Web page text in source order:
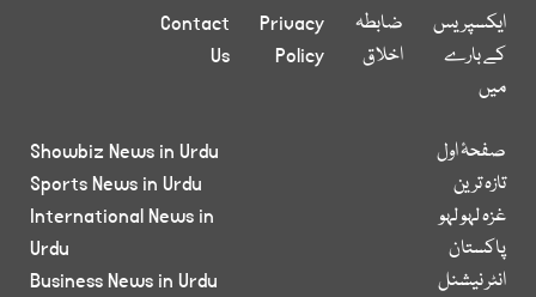
ایکسپریس
کے بارے
میں
ضابطہ
اخلاق
Privacy
Policy
Contact
Us
صفحۂ اول
تازہ ترین
غزہ لہو لہو
پاکستان
انٹر نیشنل
Showbiz News in Urdu
Sports News in Urdu
International News in
Urdu
Business News in Urdu